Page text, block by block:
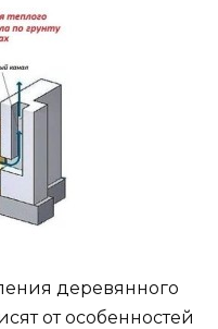
деревянного
от особенностей